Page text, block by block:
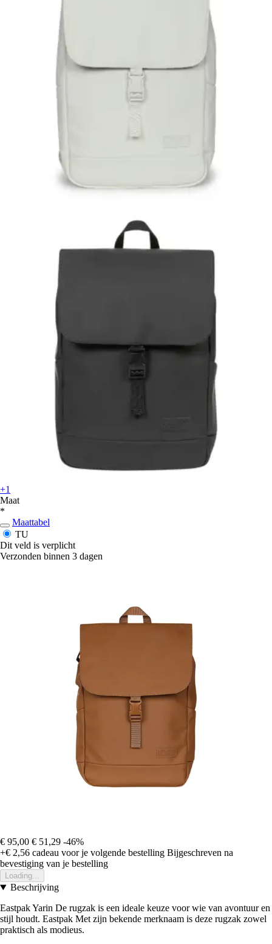
+1
Maat
*
Maattabel
TU
Dit veld is verplicht
Verzonden binnen 3 dagen
€ 95,00 € 51,29 -46%
+€ 2,56 cadeau voor je volgende bestelling Bijgeschreven na
bevestiging van je bestelling
Loading...
Beschrijving
Eastpak Yarin De rugzak is een ideale keuze voor wie van avontuur en
stijl houdt. Eastpak Met zijn bekende merknaam is deze rugzak zowel
praktisch als modieus.